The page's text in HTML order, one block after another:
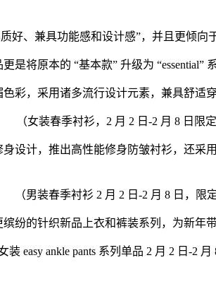
好、兼具功能感和设计感”，并且更倾向
将原本的 “基本款” 升级为
彩，采用诸多流行设计元素，兼具舒适
（女装春季衬衫，2 月 2 日-2 月 8 日限
设计，推出高性能修身防皱衬衫，还
（男装春季衬衫 2 月 2 日-2 月 8 日，限
纷的针织新品上衣和裤装系列，为新年
装 easy ankle pants 系列单品 2 月 2 日-2